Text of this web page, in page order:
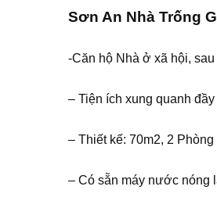
Sơn An Nhà Trống
-Căn hộ Nhà ở xã hội,
– Tiện ích xung quanh
– Thiết kế: 70m2, 2
– Có sẵn máy nước nóng